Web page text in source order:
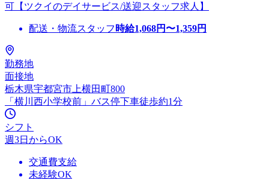
可【ツクイのデイサービス/送迎スタッフ求人】
配送・物流スタッフ 時給1,068円〜1,359円
勤務地
面接地
栃木県宇都宮市上横田町800
「横川西小学校前」バス停下車徒歩約1分
シフト
週3日からOK
交通費支給
未経験OK